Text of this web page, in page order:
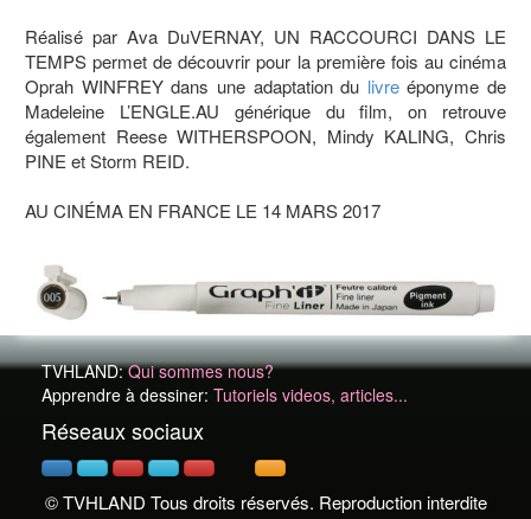
Réalisé par Ava DuVERNAY, UN RACCOURCI DANS LE
TEMPS permet de découvrir pour la première fois au cinéma
Oprah WINFREY dans une adaptation du livreéponyme de
Madeleine L’ENGLE.AU générique du film, on retrouve
également Reese WITHERSPOON, Mindy KALING, Chris
PINE et Storm REID.
AU CINÉMA EN FRANCE LE 14 MARS 2017
TVHLAND:Qui sommes nous?
Apprendre à dessiner: Tutoriels videos, articles...
Réseaux sociaux
© TVHLAND Tous droits réservés. Reproduction interdite